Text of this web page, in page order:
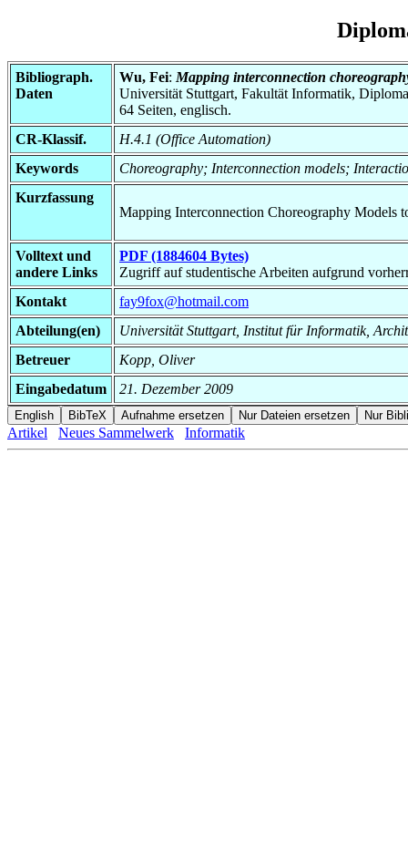
Bibliograph.
Daten
Wu, Fei: Mapping interconnection
Universität Stuttgart, Fakultät Informatik,
64 Seiten, englisch.
CR-Klassif.
H.4.1 (Office Automation)
Keywords
Choreography; Interconnection models;
Kurzfassung
Mapping Interconnection Choreography Models
Volltext und
andere Links
PDF (1884604 Bytes)
Zugriff auf studentische Arbeiten aufgrund
Kontakt
fay9fox@hotmail.com
Abteilung(en)
Universität Stuttgart, Institut für Informatik,
Betreuer
Kopp, Oliver
Eingabedatum
21. Dezember 2009
Artikel Neues Sammelwerk Informatik